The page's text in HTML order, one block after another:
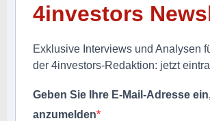
4investors
Exklusive Interviews und Analysen
der 4investors-Redaktion: jetzt
Geben Sie Ihre E-Mail-Adresse
anzumelden